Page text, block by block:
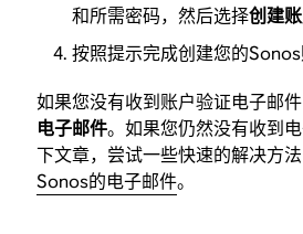
和所需密码，然后选择创建
按照提示完成创建您的Sonos
如果您没有收到账户验证电子邮
电子邮件。如果您仍然没有收到
下文章，尝试一些快速的解决方
Sonos的电子邮件。